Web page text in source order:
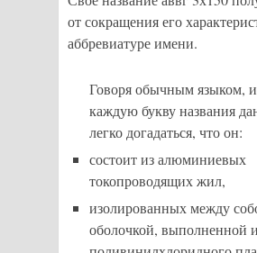
от сокращения его
аббревиатуре имени.
Говоря обычным языком,
каждую букву названия
легко догадаться, что он:
состоит из алюминиевых
токопроводящих жил,
изолированных между
оболочкой, выполненной